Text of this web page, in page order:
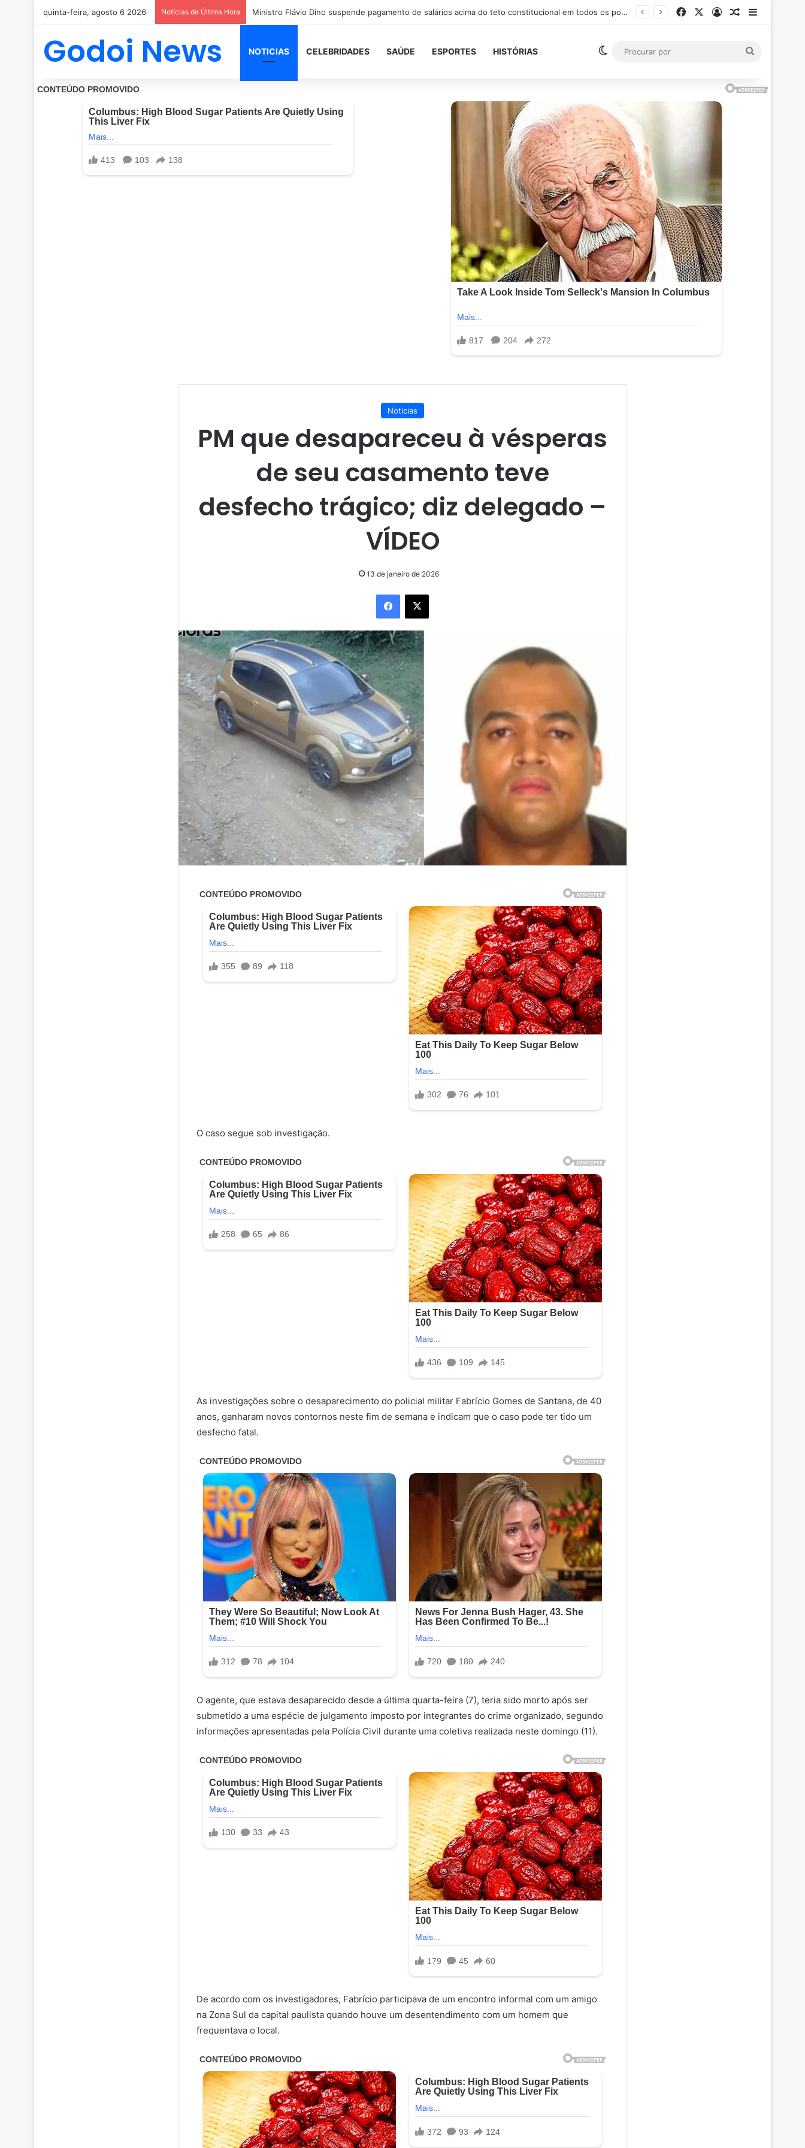
quinta-feira, agosto 6 2026 Notícias de Última Hora PM morre após bater de carro e cair em rio próximo à BR-101, em São Gonçalo (RJ) FacebookEntrarArtigoBarra
Godoi News NOTICIAS CELEBRIDADES SAÚDE ESPORTES HISTÓRIAS Switch skin
Noticias
PM que desapareceu à vésperas
de seu casamento teve
desfecho trágico; diz delegado –
VÍDEO
13 de janeiro de 2026
Facebook
X
O caso segue sob investigação.
As investigações sobre o desaparecimento do policial militar Fabrício Gomes de Santana, de 40
anos, ganharam novos contornos neste fim de semana e indicam que o caso pode ter tido um
desfecho fatal.
O agente, que estava desaparecido desde a última quarta-feira (7), teria sido morto após ser
submetido a uma espécie de julgamento imposto por integrantes do crime organizado, segundo
informações apresentadas pela Polícia Civil durante uma coletiva realizada neste domingo (11).
De acordo com os investigadores, Fabrício participava de um encontro informal com um amigo
na Zona Sul da capital paulista quando houve um desentendimento com um homem que
frequentava o local.